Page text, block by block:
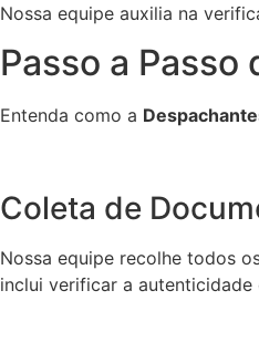
Nossa equipe auxilia na
Passo a
Entenda como a
Coleta de
Nossa equipe recolhe todos
inclui verificar a